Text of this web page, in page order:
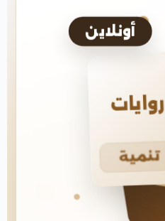
أونلاين
روايات
تنمية